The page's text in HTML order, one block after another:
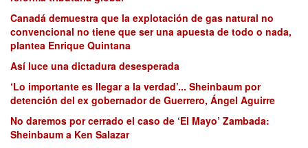
Canadá demuestra que la explotación de gas natural no
convencional no tiene que ser una apuesta de todo o nada,
plantea Enrique Quintana
Así luce una dictadura desesperada
‘Lo importante es llegar a la verdad’... Sheinbaum por
detención del ex gobernador de Guerrero, Ángel Aguirre
No daremos por cerrado el caso de ‘El Mayo’ Zambada:
Sheinbaum a Ken Salazar